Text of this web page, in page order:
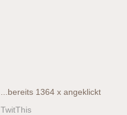
...bereits 1364 x angeklickt
TwitThis